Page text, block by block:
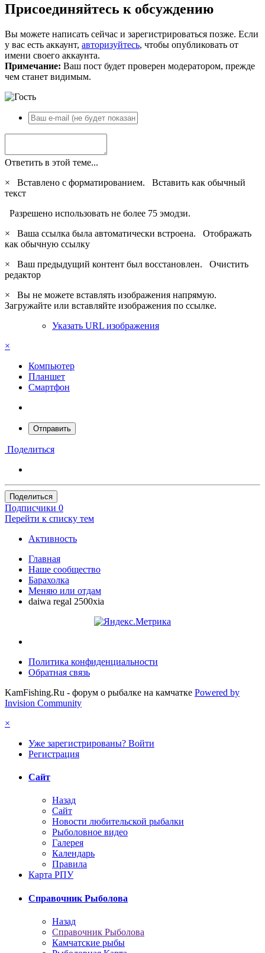
Присоединяйтесь к обсуждению
Вы можете написать сейчас и зарегистрироваться позже. Если
у вас есть аккаунт, авторизуйтесь, чтобы опубликовать от
имени своего аккаунта.
Примечание: Ваш пост будет проверен модератором, прежде
чем станет видимым.
Ответить в этой теме...
×
Вставлено с форматированием. Вставить как обычный
текст
Разрешено использовать не более 75 эмодзи.
×
Ваша ссылка была автоматически встроена. Отображать
как обычную ссылку
×
Ваш предыдущий контент был восстановлен. Очистить
редактор
×
Вы не можете вставлять изображения напрямую.
Загружайте или вставляйте изображения по ссылке.
Указать URL изображения
×
Компьютер
Планшет
Смартфон
Отправить
Поделиться
Поделиться
Подписчики 0
Перейти к списку тем
Активность
Главная
Наше сообщество
Барахолка
Меняю или отдам
daiwa regal 2500xia
Политика конфиденциальности
Обратная связь
KamFishing.Ru - форум о рыбалке на камчатке Powered by
Invision Community
×
Уже зарегистрированы? Войти
Регистрация
Сайт
Назад
Сайт
Новости любительской рыбалки
Рыболовное видео
Галерея
Календарь
Правила
Карта РПУ
Справочник Рыболова
Назад
Справочник Рыболова
Камчатские рыбы